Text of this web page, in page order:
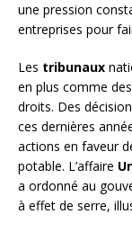
une pression
entreprises pour
Les tribunaux
en plus comme
droits. Des
ces dernières
actions en faveur
potable. L’affaire
a ordonné au
à effet de serre,